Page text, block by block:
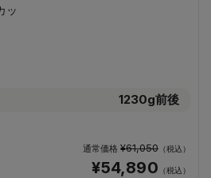
1230g前後
通常価格 ¥61,050 （税込）
¥54,890 （税込）